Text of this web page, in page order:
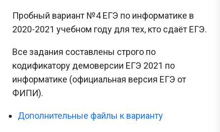
Пробный вариант №4 ЕГЭ по информатике в
2020-2021 учебном году для тех, кто сдаёт ЕГЭ.
Все задания составлены строго по
кодификатору демоверсии ЕГЭ 2021 по
информатике (официальная версия ЕГЭ от
ФИПИ).
Дополнительные файлы к варианту